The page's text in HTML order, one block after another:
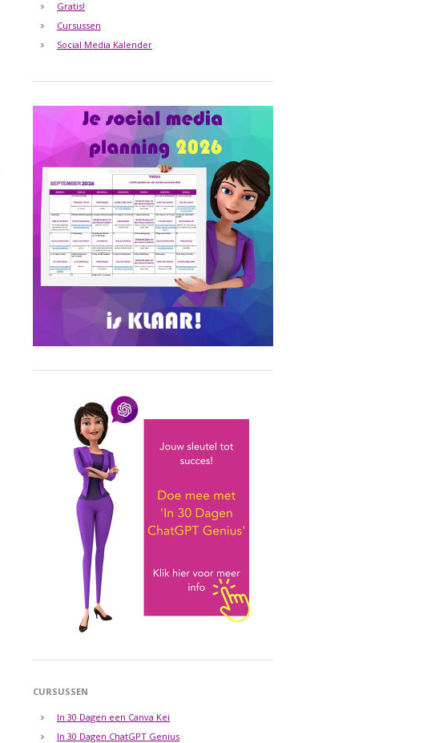
Gratis!
Cursussen
Social Media Kalender
CURSUSSEN
In 30 Dagen een Canva Kei
In 30 Dagen ChatGPT Genius